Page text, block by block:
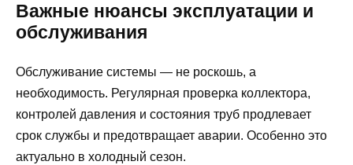
Важные нюансы эксплуатации и
обслуживания
Обслуживание системы — не роскошь, а
необходимость. Регулярная проверка коллектора,
контролей давления и состояния труб продлевает
срок службы и предотвращает аварии. Особенно это
актуально в холодный сезон.